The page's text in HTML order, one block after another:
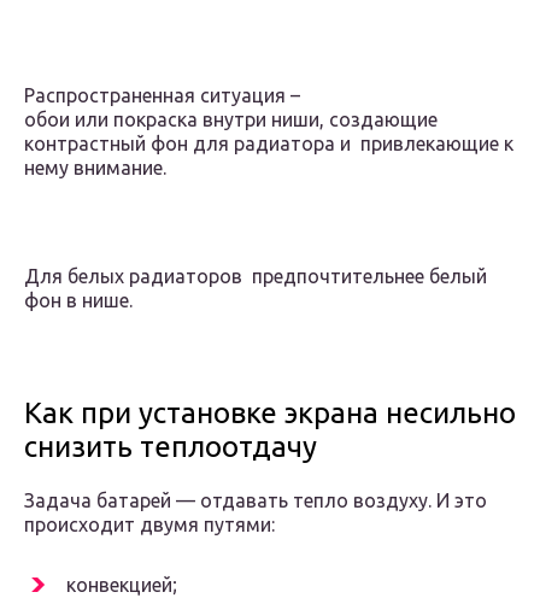
Распространенная ситуация –
обои или покраска внутри ниши, создающие
контрастный фон для радиатора и привлекающие к
нему внимание.
Для белых радиаторов предпочтительнее белый
фон в нише.
Как при установке экрана несильно
снизить теплоотдачу
Задача батарей — отдавать тепло воздуху. И это
происходит двумя путями:
конвекцией;